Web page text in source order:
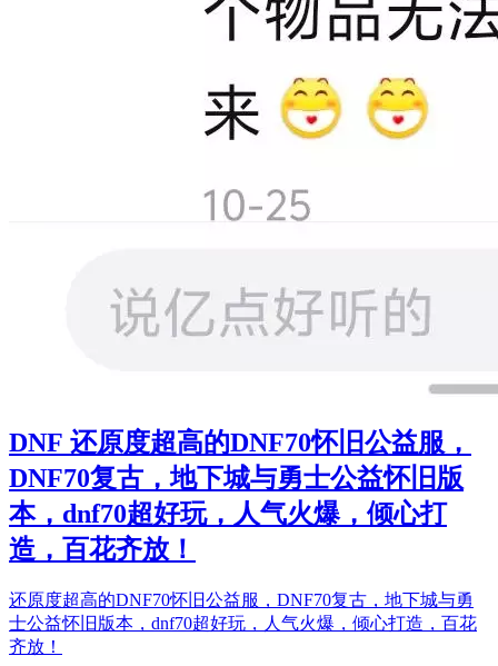
DNF 还原度超高的DNF70怀旧公益服，
DNF70复古，地下城与勇士公益怀旧版
本，dnf70超好玩，人气火爆，倾心打
造，百花齐放！
还原度超高的DNF70怀旧公益服，DNF70复古，地下城与勇
士公益怀旧版本，dnf70超好玩，人气火爆，倾心打造，百花
齐放！